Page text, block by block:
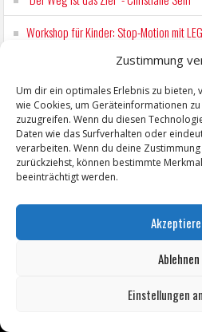
Zustimmung
Um dir ein optimales Erlebnis zu bieten,
wie Cookies, um Geräteinformationen
zuzugreifen. Wenn du diesen
Daten wie das Surfverhalten oder
verarbeiten. Wenn du deine
zurückziehst, können bestimmte
beeinträchtigt werden.
Ablehnen
Einstellungen
Workshop für Kinder: Stop-Motion mit
EINFACH LESEN im August 2026 H.P.
Lesung in Einfacher Sprache
Copyright © 2026